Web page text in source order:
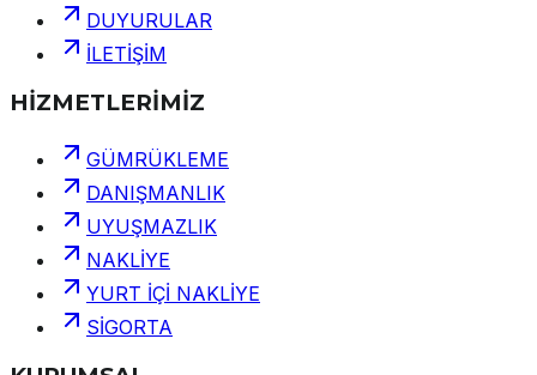
DUYURULAR
İLETİŞİM
HİZMETLERİMİZ
GÜMRÜKLEME
DANIŞMANLIK
UYUŞMAZLIK
NAKLİYE
YURT İÇİ NAKLİYE
SİGORTA